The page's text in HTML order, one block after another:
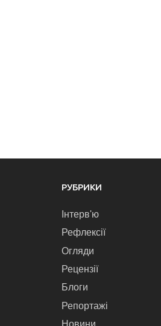
РУБРИКИ
Інтерв'ю
Рефлексії
Огляди
Рецензії
Блоги
Репортажі
Новини